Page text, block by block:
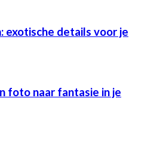
exotische details voor je
foto naar fantasie in je